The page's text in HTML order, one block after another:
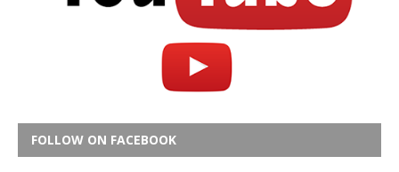
FOLLOW ON FACEBOOK